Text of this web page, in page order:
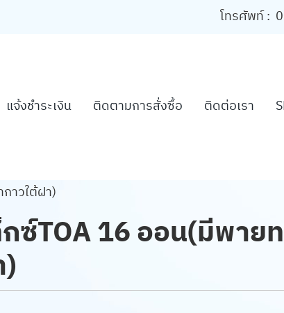
โทรศัพท์ :
แจ้งชำระเงิน ติดตามการสั่งซื้อ ติดต่อเรา
าวใต้ฝา)
ซ์TOA 16 ออน(มีพาย